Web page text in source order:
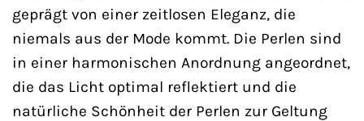
geprägt von einer zeitlosen Eleganz, die
niemals aus der Mode kommt. Die Perlen sind
in einer harmonischen Anordnung angeordnet,
die das Licht optimal reflektiert und die
natürliche Schönheit der Perlen zur Geltung